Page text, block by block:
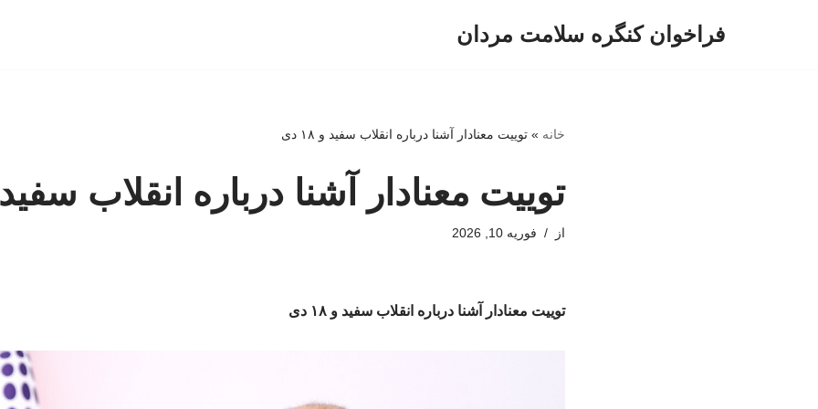
فراخوان کنگره سلامت مردان
خانه »توییت معنادار آشنا درباره انقلاب سفید و ۱۸ دی
توییت معنادار آشنا درباره انقلاب سفید و
از فوریه 10, 2026
توییت معنادار آشنا درباره انقلاب سفید و ۱۸ دی